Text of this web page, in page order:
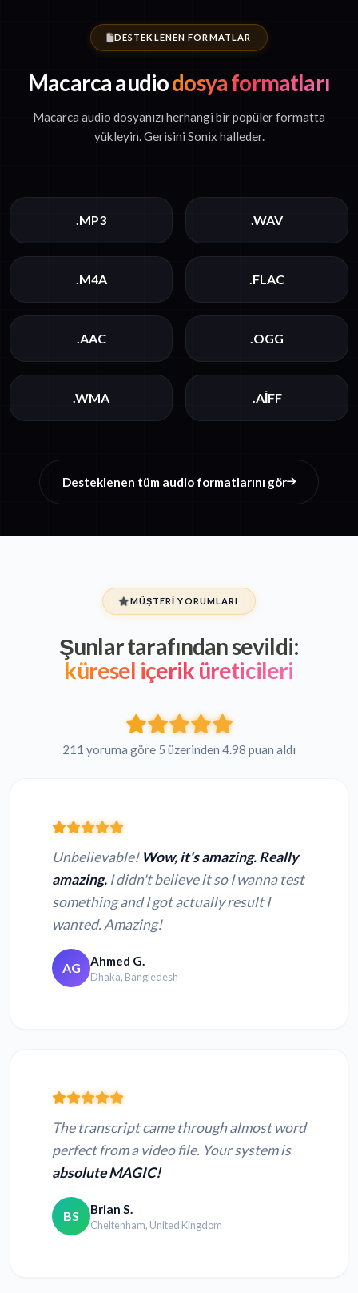
DESTEKLENEN FORMATLAR
Macarca audiodosya formatları
Macarca audio dosyanızı herhangi bir popüler formatta
yükleyin. Gerisini Sonix halleder.
.MP3 .WAV
.M4A .FLAC
.AAC .OGG
.WMA .AIFF
Desteklenen tüm audio formatlarını gör
MÜŞTERI YORUMLARI
Şunlar tarafından sevildi:
küresel içerik üreticileri
211 yoruma göre 5 üzerinden 4.98 puan aldı
Unbelievable! Wow, it's amazing. Really
amazing. I didn't believe it so I wanna test
something and I got actually result I
wanted. Amazing!
AG Ahmed G.
Dhaka, Bangledesh
The transcript came through almost word
perfect from a video file. Your system is
absolute MAGIC!
BS Brian S.
Cheltenham, United Kingdom